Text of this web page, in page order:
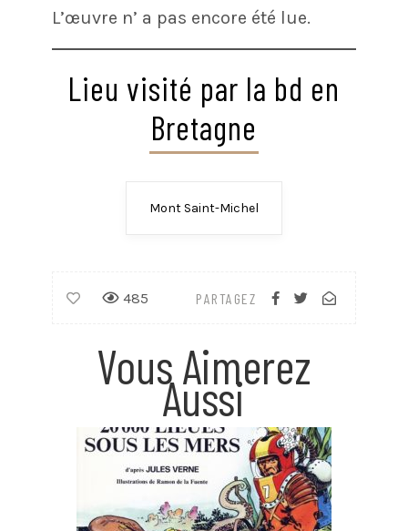
L’œuvre n’ a pas encore été lue.
Lieu visité par la bd en
Bretagne
Mont Saint-Michel
PARTAGEZ
485
Vous Aimerez
Aussi